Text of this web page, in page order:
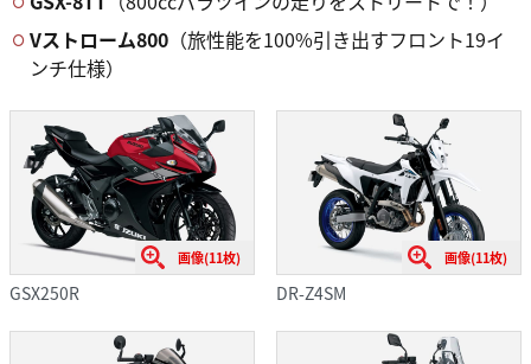
Vストローム800 （旅性能を100%引き出すフロント19イ
ンチ仕様）
画像(11枚)
GSX250R
画像(11枚)
DR-Z4SM